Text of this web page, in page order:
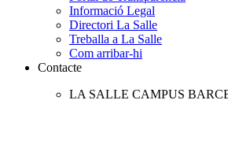
Informació Legal
Directori La Salle
Treballa a La Salle
Com arribar-hi
Contacte
LA SALLE CAMPUS